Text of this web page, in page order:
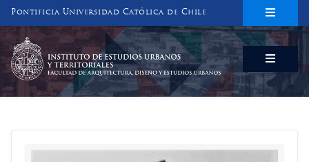
Pontificia Universidad Católica de Chile
INSTITUTO DE ESTUDIOS URBANOS
Y TERRITORIALES